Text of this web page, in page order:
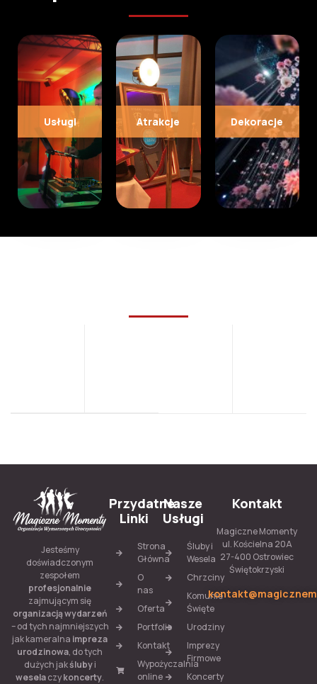
Usługi Atrakcje Dekoracje
Jesteśmy
doświadczonym
zespołem
profesjonalnie
zajmującym się
organizacją wydarzeń
– od tych najmniejszych
jak kameralna impreza
urodzinowa, do tych
dużych jakślubyi
weselaczykoncerty.
Przydatne
Linki
Strona
Główna
O
nas
Oferta
Portfolio
Kontakt
Wypożyczalnia
online
Nasze
Usługi
Śluby i
Wesela
Chrzciny
Komunie
Święte
Urodziny
Imprezy
Firmowe
Koncerty
Kontakt
Magiczne Momenty
ul. Kościelna 20A
27-400 Ostrowiec
Świętokrzyski